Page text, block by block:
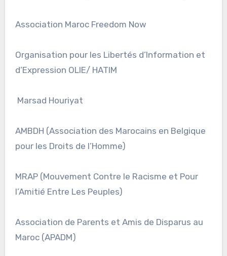
Association Maroc Freedom Now
Organisation pour les Libertés d’Information et
d’Expression OLIE/ HATIM
Marsad Houriyat
AMBDH (Association des Marocains en Belgique
pour les Droits de l’Homme)
MRAP (Mouvement Contre le Racisme et Pour
l’Amitié Entre Les Peuples)
Association de Parents et Amis de Disparus au
Maroc (APADM)